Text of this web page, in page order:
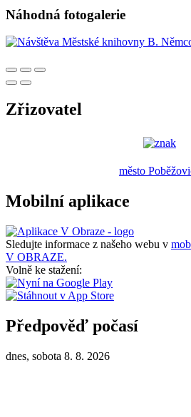
Náhodná fotogalerie
Zřizovatel
město
Mobilní aplikace
Sledujte informace z našeho webu v
V OBRAZE.
Volně ke stažení:
Předpověď počasí
dnes, sobota 8. 8. 2026